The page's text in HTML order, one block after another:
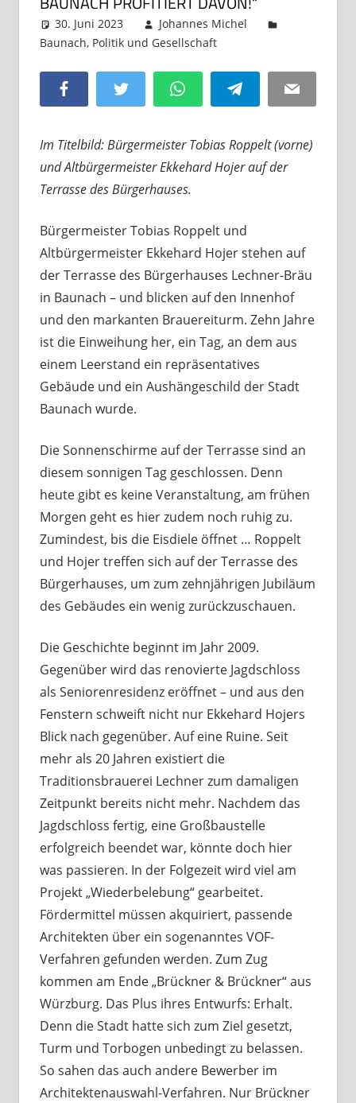
30. Juni 2023
Johannes Michel
Baunach, Politik und Gesellschaft
Facebook Twitter WhatsAppTelegram Email
Im Titelbild: Bürgermeister Tobias Roppelt (vorne)
und Altbürgermeister Ekkehard Hojer auf der
Terrasse des Bürgerhauses.
Bürgermeister Tobias Roppelt und
Altbürgermeister Ekkehard Hojer stehen auf
der Terrasse des Bürgerhauses Lechner-Bräu
in Baunach – und blicken auf den Innenhof
und den markanten Brauereiturm. Zehn Jahre
ist die Einweihung her, ein Tag, an dem aus
einem Leerstand ein repräsentatives
Gebäude und ein Aushängeschild der Stadt
Baunach wurde.
Die Sonnenschirme auf der Terrasse sind an
diesem sonnigen Tag geschlossen. Denn
heute gibt es keine Veranstaltung, am frühen
Morgen geht es hier zudem noch ruhig zu.
Zumindest, bis die Eisdiele öffnet … Roppelt
und Hojer treffen sich auf der Terrasse des
Bürgerhauses, um zum zehnjährigen Jubiläum
des Gebäudes ein wenig zurückzuschauen.
Die Geschichte beginnt im Jahr 2009.
Gegenüber wird das renovierte Jagdschloss
als Seniorenresidenz eröffnet – und aus den
Fenstern schweift nicht nur Ekkehard Hojers
Blick nach gegenüber. Auf eine Ruine. Seit
mehr als 20 Jahren existiert die
Traditionsbrauerei Lechner zum damaligen
Zeitpunkt bereits nicht mehr. Nachdem das
Jagdschloss fertig, eine Großbaustelle
erfolgreich beendet war, könnte doch hier
was passieren. In der Folgezeit wird viel am
Projekt „Wiederbelebung“ gearbeitet.
Fördermittel müssen akquiriert, passende
Architekten über ein sogenanntes VOF-
Verfahren gefunden werden. Zum Zug
kommen am Ende „Brückner & Brückner“ aus
Würzburg. Das Plus ihres Entwurfs: Erhalt.
Denn die Stadt hatte sich zum Ziel gesetzt,
Turm und Torbogen unbedingt zu belassen.
So sahen das auch andere Bewerber im
Architektenauswahl-Verfahren. Nur Brückner